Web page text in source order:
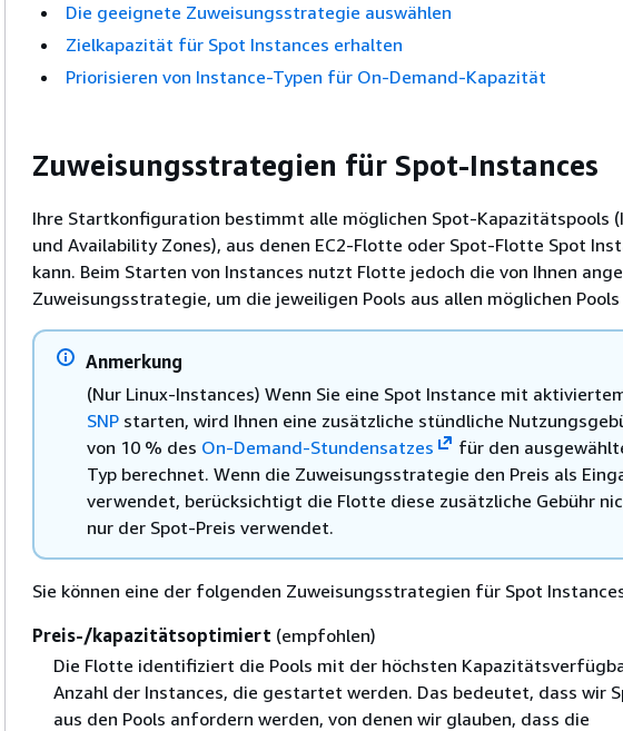
Die geeignete Zuweisungsstrategie auswählen
Zielkapazität für Spot Instances erhalten
Priorisieren von Instance-Typen für On-Demand-Kapazität
Zuweisungsstrategien für Spot-Instances
Ihre Startkonfiguration bestimmt alle möglichen Spot-Kapazitätspools
und Availability Zones), aus denen EC2-Flotte oder Spot-Flotte Spot
kann. Beim Starten von Instances nutzt Flotte jedoch die von Ihnen
Zuweisungsstrategie, um die jeweiligen Pools aus allen möglichen
Anmerkung
(Nur Linux-Instances) Wenn Sie eine Spot Instance mit
SNP starten, wird Ihnen eine zusätzliche stündliche
von 10 % des On-Demand-Stundensatzes
für den
Typ berechnet. Wenn die Zuweisungsstrategie den Preis als
verwendet, berücksichtigt die Flotte diese zusätzliche Gebühr
nur der Spot-Preis verwendet.
Sie können eine der folgenden Zuweisungsstrategien für Spot
Preis-/kapazitätsoptimiert (empfohlen)
Die Flotte identifiziert die Pools mit der höchsten
Anzahl der Instances, die gestartet werden. Das bedeutet, dass wir
aus den Pools anfordern werden, von denen wir glauben, dass die